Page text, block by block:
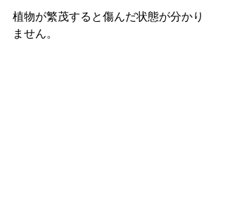
植物が繁茂すると傷んだ状態が分かり
ません。